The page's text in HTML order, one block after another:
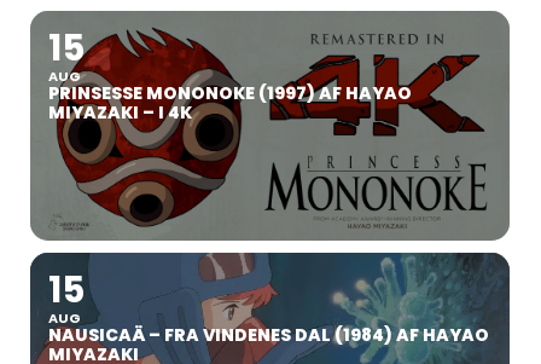
15
AUG
PRINSESSE MONONOKE (1997) AF HAYAO
MIYAZAKI – I 4K
15
AUG
NAUSICAÄ – FRA VINDENES DAL (1984) AF HAYAO
MIYAZAKI